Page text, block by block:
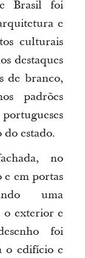
Brasil foi
e
culturais
destaques
de branco,
padrões
estado.
no
e em portas
uma
o exterior e
foi
o edifício e